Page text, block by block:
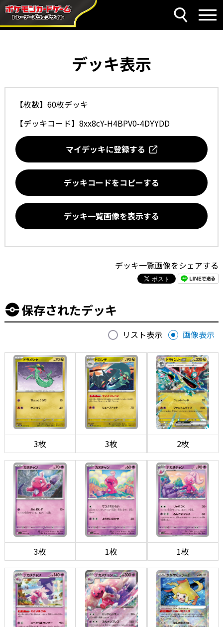
デッキ表示
【枚数】60枚デッキ
【デッキコード】 8xx8cY-H4BPV0-4DYYDD
マイデッキに登録する
デッキコードをコピーする
デッキ一覧画像を表示する
デッキ一覧画像をシェアする
保存されたデッキ
リスト表示 画像表示
3枚 3枚 2枚
3枚 1枚 1枚